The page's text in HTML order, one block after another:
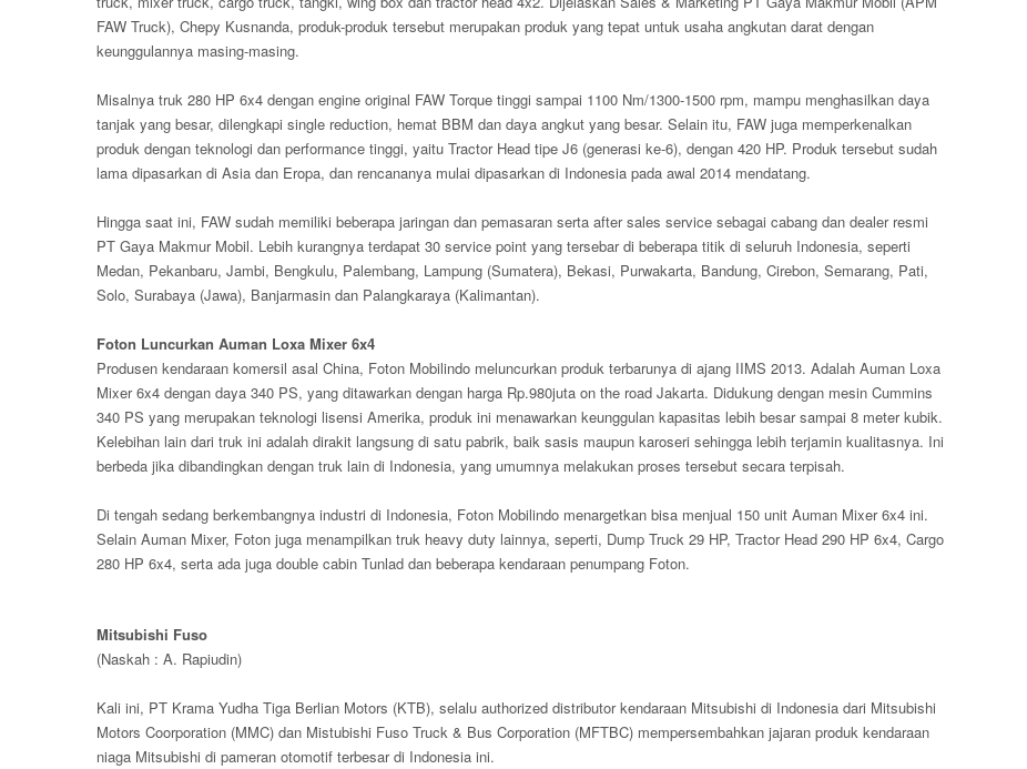
FAW Truck), Chepy Kusnanda, produk-produk tersebut merupakan produk yang tepat untuk usaha angkutan darat dengan
keunggulannya masing-masing.
Misalnya truk 280 HP 6x4 dengan engine original FAW Torque tinggi sampai 1100 Nm/1300-1500 rpm, mampu menghasilkan daya
tanjak yang besar, dilengkapi single reduction, hemat BBM dan daya angkut yang besar. Selain itu, FAW juga memperkenalkan
produk dengan teknologi dan performance tinggi, yaitu Tractor Head tipe J6 (generasi ke-6), dengan 420 HP. Produk tersebut sudah
lama dipasarkan di Asia dan Eropa, dan rencananya mulai dipasarkan di Indonesia pada awal 2014 mendatang.
Hingga saat ini, FAW sudah memiliki beberapa jaringan dan pemasaran serta after sales service sebagai cabang dan dealer resmi
PT Gaya Makmur Mobil. Lebih kurangnya terdapat 30 service point yang tersebar di beberapa titik di seluruh Indonesia, seperti
Medan, Pekanbaru, Jambi, Bengkulu, Palembang, Lampung (Sumatera), Bekasi, Purwakarta, Bandung, Cirebon, Semarang, Pati,
Solo, Surabaya (Jawa), Banjarmasin dan Palangkaraya (Kalimantan).
Foton Luncurkan Auman Loxa Mixer 6x4
Produsen kendaraan komersil asal China, Foton Mobilindo meluncurkan produk terbarunya di ajang IIMS 2013. Adalah Auman Loxa
Mixer 6x4 dengan daya 340 PS, yang ditawarkan dengan harga Rp.980juta on the road Jakarta. Didukung dengan mesin Cummins
340 PS yang merupakan teknologi lisensi Amerika, produk ini menawarkan keunggulan kapasitas lebih besar sampai 8 meter kubik.
Kelebihan lain dari truk ini adalah dirakit langsung di satu pabrik, baik sasis maupun karoseri sehingga lebih terjamin kualitasnya. Ini
berbeda jika dibandingkan dengan truk lain di Indonesia, yang umumnya melakukan proses tersebut secara terpisah.
Di tengah sedang berkembangnya industri di Indonesia, Foton Mobilindo menargetkan bisa menjual 150 unit Auman Mixer 6x4 ini.
Selain Auman Mixer, Foton juga menampilkan truk heavy duty lainnya, seperti, Dump Truck 29 HP, Tractor Head 290 HP 6x4, Cargo
280 HP 6x4, serta ada juga double cabin Tunlad dan beberapa kendaraan penumpang Foton.
Mitsubishi Fuso
(Naskah : A. Rapiudin)
Kali ini, PT Krama Yudha Tiga Berlian Motors (KTB), selalu authorized distributor kendaraan Mitsubishi di Indonesia dari Mitsubishi
Motors Coorporation (MMC) dan Mistubishi Fuso Truck & Bus Corporation (MFTBC) mempersembahkan jajaran produk kendaraan
niaga Mitsubishi di pameran otomotif terbesar di Indonesia ini.